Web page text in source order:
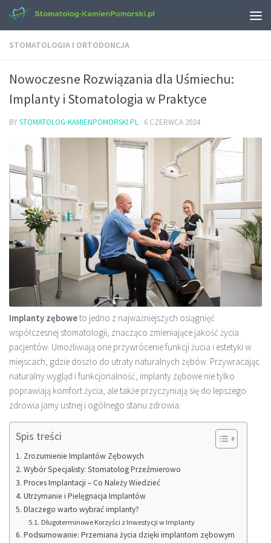
STOMATOLOGIA I ORTODONCJA
Nowoczesne Rozwiązania dla Uśmiechu:
Implanty i Stomatologia w Praktyce
BYSTOMATOLOG-KAMIENPOMORSKI.PL · 6 CZERWCA 2024
Implanty zęboweto jedno z najważniejszych osiągnięć
współczesnej stomatologii, znacząco zmieniające jakość życia
pacjentów. Umożliwiają one przywrócenie funkcji żucia i estetyki w
miejscach, gdzie doszło do utraty naturalnych zębów. Przywracając
naturalny wygląd i funkcjonalność, implanty zębowe nie tylko
poprawiają komfort życia, ale także przyczyniają się do lepszego
zdrowia jamy ustnej i ogólnego stanu zdrowia.
Spis treści
Zrozumienie Implantów Zębowych
Wybór Specjalisty: Stomatolog Przeźmierowo
Proces Implantacji – Co Należy Wiedzieć
Utrzymanie i Pielęgnacja Implantów
Dlaczego warto wybrać implanty?
Długoterminowe Korzyści z Inwestycji w Implanty
Podsumowanie: Przemiana życia dzięki implantom zębowym